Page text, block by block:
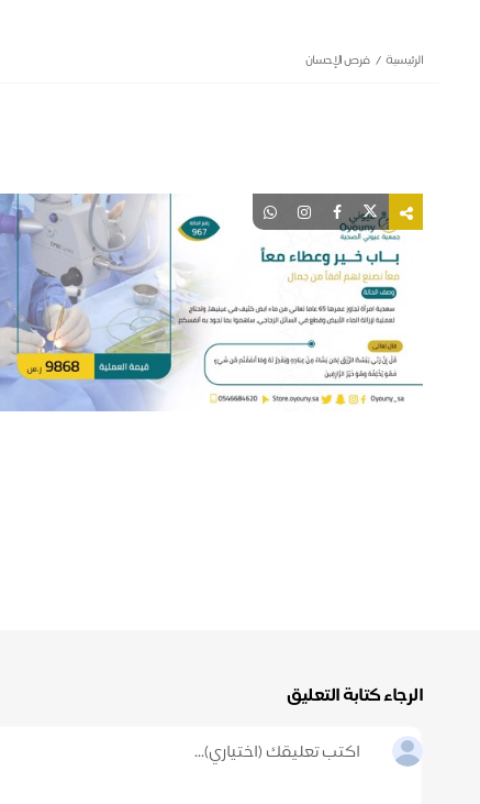
الرئيسية فرص الإحسان
الرجاء كتابة التعليق